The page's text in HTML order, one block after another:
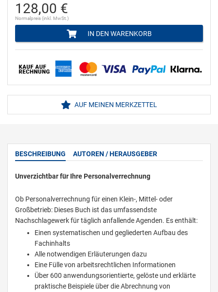
128,00 €
Normalpreis (inkl. MwSt.)
IN DEN WARENKORB
AUF MEINEN MERKZETTEL
BESCHREIBUNG AUTOREN / HERAUSGEBER
Unverzichtbar für Ihre Personalverrechnung
Ob Personalverrechnung für einen Klein-, Mittel- oder
Großbetrieb: Dieses Buch ist das umfassendste
Nachschlagewerk für täglich anfallende Agenden. Es enthält:
Einen systematischen und gegliederten Aufbau des
Fachinhalts
Alle notwendigen Erläuterungen dazu
Eine Fülle von arbeitsrechtlichen Informationen
Über 600 anwendungsorientierte, gelöste und erklärte
praktische Beispiele über die Abrechnung von